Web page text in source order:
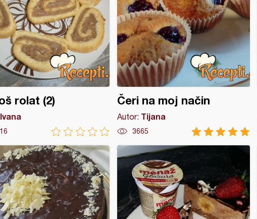
rolat (2)
Ivana
Čeri na moj način
Autor: Tijana
3665